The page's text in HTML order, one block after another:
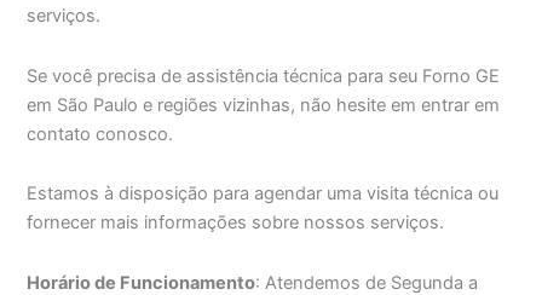
serviços.
Se você precisa de assistência técnica para seu Forno GE
em São Paulo e regiões vizinhas, não hesite em entrar em
contato conosco.
Estamos à disposição para agendar uma visita técnica ou
fornecer mais informações sobre nossos serviços.
Horário de Funcionamento: Atendemos de Segunda a